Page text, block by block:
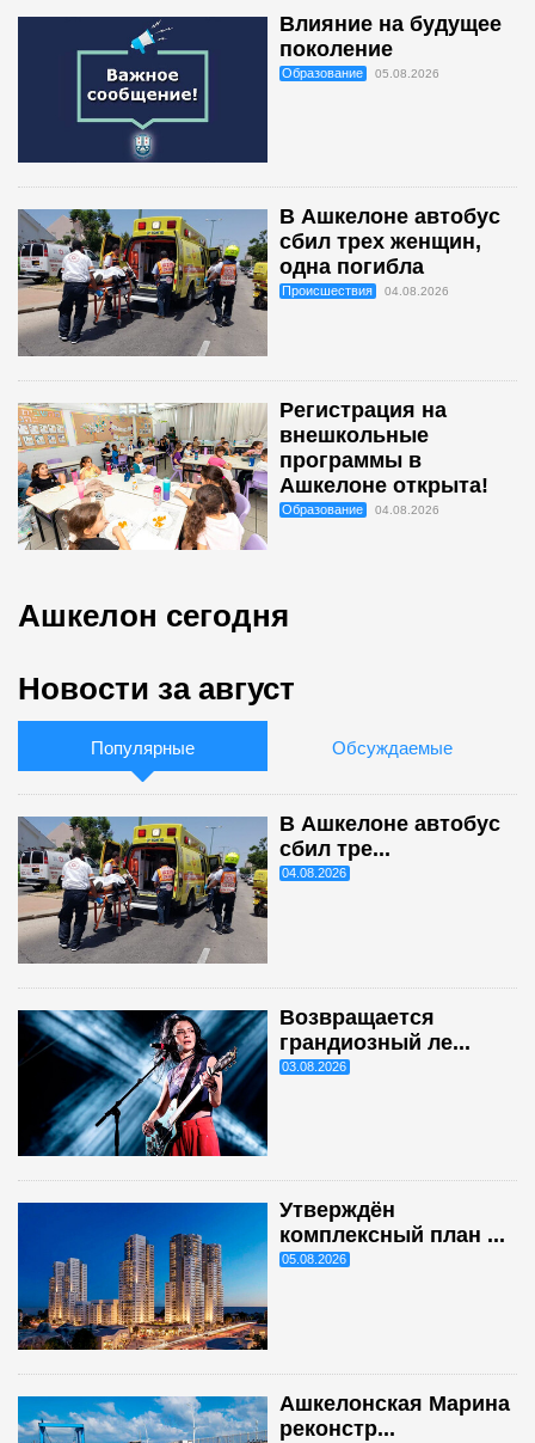
Влияние на будущее
поколение
Образование 05.08.2026
В Ашкелоне автобус
сбил трех женщин,
одна погибла
Происшествия 04.08.2026
Регистрация на
внешкольные
программы в
Ашкелоне открыта!
Образование 04.08.2026
Ашкелон сегодня
Новости за август
Популярные Обсуждаемые
В Ашкелоне автобус
сбил тре...
04.08.2026
Возвращается
грандиозный ле...
03.08.2026
Утверждён
комплексный план ...
05.08.2026
Ашкелонская Марина
реконстр...